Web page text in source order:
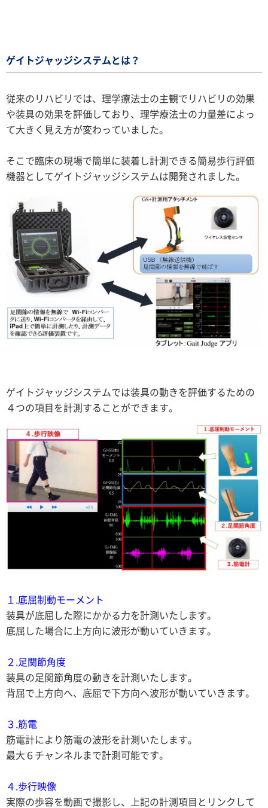
ゲイトジャッジシステムとは？
従来のリハビリでは、理学療法士の主観でリハビリの効果
や装具の効果を評価しており、理学療法士の力量差によっ
て大きく見え方が変わっていました。
そこで臨床の現場で簡単に装着し計測できる簡易歩行評価
機器としてゲイトジャッジシステムは開発されました。
ゲイトジャッジシステムでは装具の動きを評価するための
４つの項目を計測することができます。
１.底屈制動モーメント
装具が底屈した際にかかる力を計測いたします。
底屈した場合に上方向に波形が動いていきます。
２.足関節角度
装具の足関節角度の動きを計測いたします。
背屈で上方向へ、底屈で下方向へ波形が動いていきます。
３.筋電
筋電計により筋電の波形を計測いたします。
最大６チャンネルまで計測可能です。
４.歩行映像
実際の歩容を動画で撮影し、上記の計測項目とリンクして